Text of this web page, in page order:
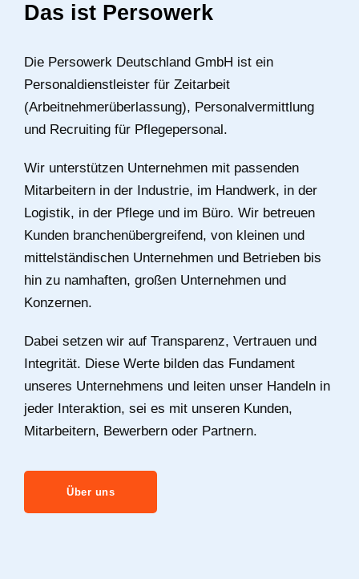
Das ist Persowerk
Die Persowerk Deutschland GmbH ist ein
Personaldienstleister für Zeitarbeit
(Arbeitnehmerüberlassung), Personalvermittlung
und Recruiting für Pflegepersonal.
Wir unterstützen Unternehmen mit passenden
Mitarbeitern in der Industrie, im Handwerk, in der
Logistik, in der Pflege und im Büro. Wir betreuen
Kunden branchenübergreifend, von kleinen und
mittelständischen Unternehmen und Betrieben bis
hin zu namhaften, großen Unternehmen und
Konzernen.
Dabei setzen wir auf Transparenz, Vertrauen und
Integrität. Diese Werte bilden das Fundament
unseres Unternehmens und leiten unser Handeln in
jeder Interaktion, sei es mit unseren Kunden,
Mitarbeitern, Bewerbern oder Partnern.
Über uns